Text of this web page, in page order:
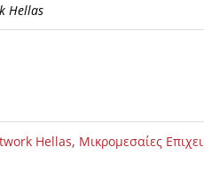
Hellas
Hellas, Μικρομεσαίες